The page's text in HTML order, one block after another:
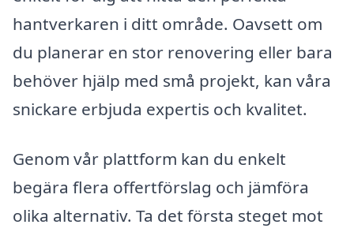
hantverkaren i ditt område. Oavsett om
du planerar en stor renovering eller bara
behöver hjälp med små projekt, kan våra
snickare erbjuda expertis och kvalitet.
Genom vår plattform kan du enkelt
begära flera offertförslag och jämföra
olika alternativ. Ta det första steget mot